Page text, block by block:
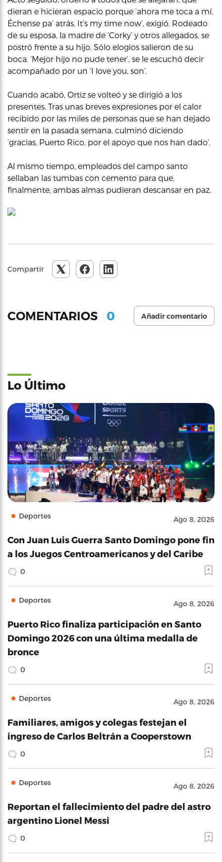
dieran e hicieran espacio porque ‘ahora me toca a mí.
Échense pa’ atrás. It’s my time now’, exigió. Rodeado
de su esposa, la madre de ‘Corky’ y otros allegados, se
postró frente a su hijo. Sólo elogios salieron de su
boca. ‘Mejor hijo no pude tener’, se le escuchó decir
acompañado por un ‘I love you, son’.
Cuando acabó, Ortiz se volteó y se dirigió a los
presentes. Tras unas breves expresiones por el calor
recibido por las miles de personas que se han dejado
sentir en la pasada semana, culminó diciendo
‘gracias, Puerto Rico, por el apoyo que nos han dado’.
Al mismo tiempo, empleados del campo santo
sellaban las tumbas con cemento para que,
finalmente, ambas almas pudieran descansar en paz.
Compartir
COMENTARIOS 0 Añadir comentario
Lo Último
Deportes Ago 8, 2026
Con Juan Luis Guerra Santo Domingo pone fin
a los Juegos Centroamericanos y del Caribe
0
Deportes Ago 8, 2026
Puerto Rico finaliza participación en Santo
Domingo 2026 con una última medalla de
bronce
0
Deportes Ago 8, 2026
Familiares, amigos y colegas festejan el
ingreso de Carlos Beltrán a Cooperstown
0
Deportes Ago 8, 2026
Reportan el fallecimiento del padre del astro
argentino Lionel Messi
0